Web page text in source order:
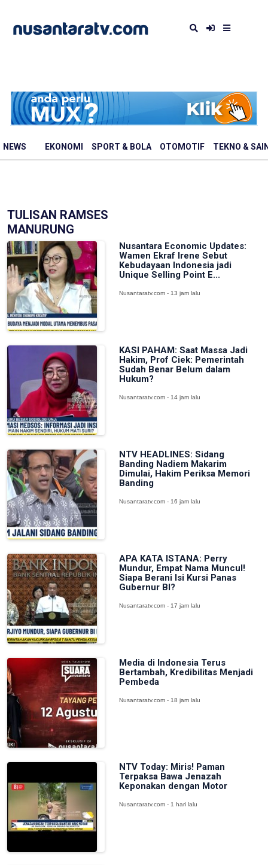
NEWS EKONOMI SPORT & BOLA OTOMOTIF TEKNO &
TULISAN RAMSES
MANURUNG
Nusantara Economic Updates:
Wamen Ekraf Irene Sebut
Kebudayaan Indonesia jadi
Unique Selling Point E...
Nusantaratv.com - 13 jam lalu
KASI PAHAM: Saat Massa Jadi
Hakim, Prof Ciek: Pemerintah
Sudah Benar Belum dalam
Hukum?
Nusantaratv.com - 14 jam lalu
NTV HEADLINES: Sidang
Banding Nadiem Makarim
Dimulai, Hakim Periksa Memori
Banding
Nusantaratv.com - 16 jam lalu
APA KATA ISTANA: Perry
Mundur, Empat Nama Muncul!
Siapa Berani Isi Kursi Panas
Gubernur BI?
Nusantaratv.com - 17 jam lalu
Media di Indonesia Terus
Bertambah, Kredibilitas Menjadi
Pembeda
Nusantaratv.com - 18 jam lalu
NTV Today: Miris! Paman
Terpaksa Bawa Jenazah
Keponakan dengan Motor
Nusantaratv.com - 1 hari lalu